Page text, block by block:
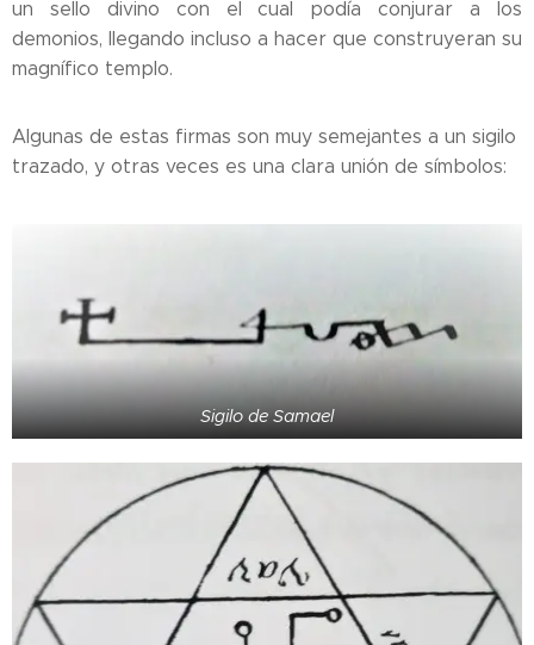
un sello divino con el cual podía conjurar a los
demonios, llegando incluso a hacer que construyeran su
magnífico templo.
Algunas de estas firmas son muy semejantes a un sigilo
trazado, y otras veces es una clara unión de símbolos:
Sigilo de Samael